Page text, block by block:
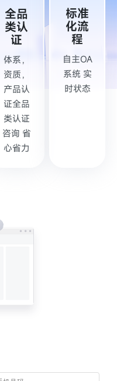
全品
类认
证
体系，
资质，
产品认
证全品
类认证
咨询 省
心省力
标准
化流
程
自主OA
系统 实
时状态